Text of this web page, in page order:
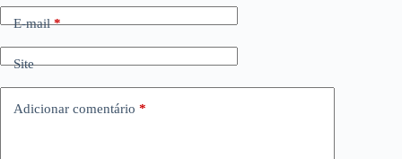
E-mail*
Site
Adicionar comentário *